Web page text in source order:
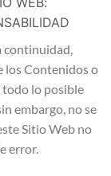
continuidad,
los Contenidos o
todo lo posible
embargo, no se
Sitio Web no
error.